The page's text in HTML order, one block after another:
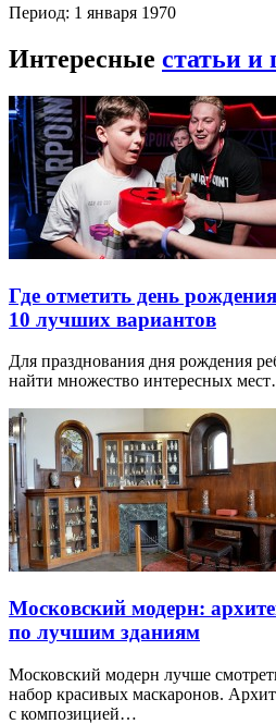
Период: 1 января 1970
Интересные статьи и
Где отметить день
10 лучших вариантов
Для празднования дня рождения
найти множество интересных
Московский модерн:
по лучшим зданиям
Московский модерн лучше
набор красивых маскаронов.
с композицией…